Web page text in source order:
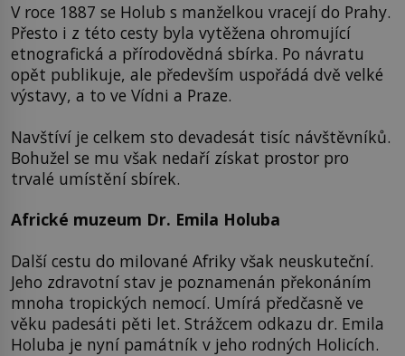
V roce 1887 se Holub s manželkou vracejí do Prahy.
Přesto i z této cesty byla vytěžena ohromující
etnografická a přírodovědná sbírka. Po návratu
opět publikuje, ale především uspořádá dvě velké
výstavy, a to ve Vídni a Praze.
Navštíví je celkem sto devadesát tisíc návštěvníků.
Bohužel se mu však nedaří získat prostor pro
trvalé umístění sbírek.
Africké muzeum Dr. Emila Holuba
Další cestu do milované Afriky však neuskuteční.
Jeho zdravotní stav je poznamenán překonáním
mnoha tropických nemocí. Umírá předčasně ve
věku padesáti pěti let. Strážcem odkazu dr. Emila
Holuba je nyní památník v jeho rodných Holicích.